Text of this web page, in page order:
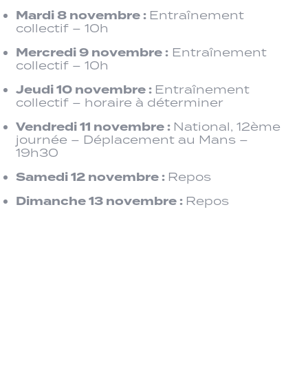
Mardi 8 novembre : Entraînement
collectif – 10h
Mercredi 9 novembre : Entraînement
collectif – 10h
Jeudi 10 novembre : Entraînement
collectif – horaire à déterminer
Vendredi 11 novembre : National, 12ème
journée – Déplacement au Mans –
19h30
Samedi 12 novembre : Repos
Dimanche 13 novembre : Repos